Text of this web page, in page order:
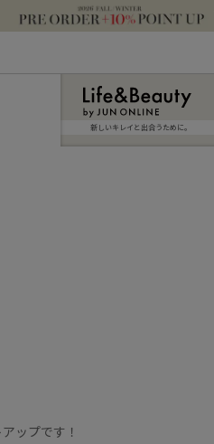
新しいキレイと出合うために。
ップです！